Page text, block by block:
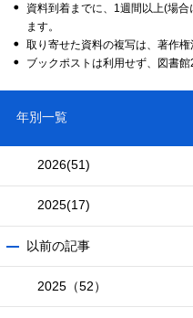
資料到着までに、1週間以上(場
ます。
取り寄せた資料の複写は、著作権
ブックポストは利用せず、図書
年別一覧
2026(51)
2025(17)
以前の記事
2025（52）